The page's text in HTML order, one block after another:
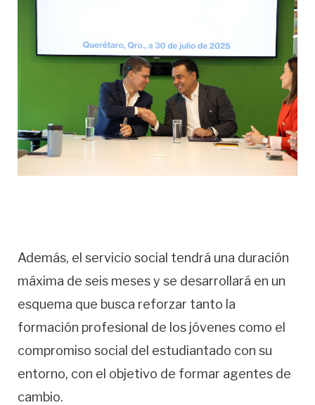
Además, el servicio social tendrá una duración
máxima de seis meses y se desarrollará en un
esquema que busca reforzar tanto la
formación profesional de los jóvenes como el
compromiso social del estudiantado con su
entorno, con el objetivo de formar agentes de
cambio.